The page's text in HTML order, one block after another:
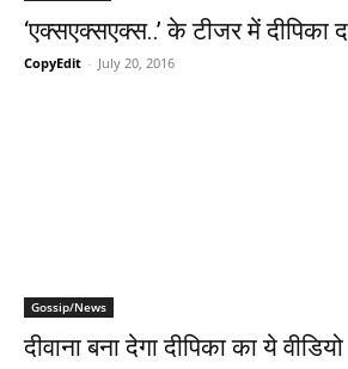
‘एक्सएक्सएक्स..’ के टीजर में दीपिका
CopyEdit - July 20, 2016
Gossip/News
दीवाना बना देगा दीपिका का ये वीडियो